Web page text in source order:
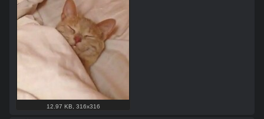
12.97 KB 316x316